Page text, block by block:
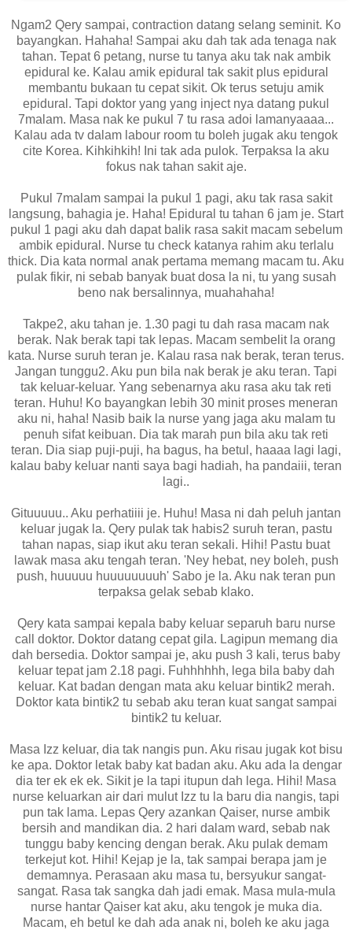
Ngam2 Qery sampai, contraction datang selang seminit. Ko
bayangkan. Hahaha! Sampai aku dah tak ada tenaga nak
tahan. Tepat 6 petang, nurse tu tanya aku tak nak ambik
epidural ke. Kalau amik epidural tak sakit plus epidural
membantu bukaan tu cepat sikit. Ok terus setuju amik
epidural. Tapi doktor yang yang inject nya datang pukul
7malam. Masa nak ke pukul 7 tu rasa adoi lamanyaaaa...
Kalau ada tv dalam labour room tu boleh jugak aku tengok
cite Korea. Kihkihkih! Ini tak ada pulok. Terpaksa la aku
fokus nak tahan sakit aje.
Pukul 7malam sampai la pukul 1 pagi, aku tak rasa sakit
langsung, bahagia je. Haha! Epidural tu tahan 6 jam je. Start
pukul 1 pagi aku dah dapat balik rasa sakit macam sebelum
ambik epidural. Nurse tu check katanya rahim aku terlalu
thick. Dia kata normal anak pertama memang macam tu. Aku
pulak fikir, ni sebab banyak buat dosa la ni, tu yang susah
beno nak bersalinnya, muahahaha!
Takpe2, aku tahan je. 1.30 pagi tu dah rasa macam nak
berak. Nak berak tapi tak lepas. Macam sembelit la orang
kata. Nurse suruh teran je. Kalau rasa nak berak, teran terus.
Jangan tunggu2. Aku pun bila nak berak je aku teran. Tapi
tak keluar-keluar. Yang sebenarnya aku rasa aku tak reti
teran. Huhu! Ko bayangkan lebih 30 minit proses meneran
aku ni, haha! Nasib baik la nurse yang jaga aku malam tu
penuh sifat keibuan. Dia tak marah pun bila aku tak reti
teran. Dia siap puji-puji, ha bagus, ha betul, haaaa lagi lagi,
kalau baby keluar nanti saya bagi hadiah, ha pandaiii, teran
lagi..
Gituuuuu.. Aku perhatiiii je. Huhu! Masa ni dah peluh jantan
keluar jugak la. Qery pulak tak habis2 suruh teran, pastu
tahan napas, siap ikut aku teran sekali. Hihi! Pastu buat
lawak masa aku tengah teran. 'Ney hebat, ney boleh, push
push, huuuuu huuuuuuuuh' Sabo je la. Aku nak teran pun
terpaksa gelak sebab klako.
Qery kata sampai kepala baby keluar separuh baru nurse
call doktor. Doktor datang cepat gila. Lagipun memang dia
dah bersedia. Doktor sampai je, aku push 3 kali, terus baby
keluar tepat jam 2.18 pagi. Fuhhhhhh, lega bila baby dah
keluar. Kat badan dengan mata aku keluar bintik2 merah.
Doktor kata bintik2 tu sebab aku teran kuat sangat sampai
bintik2 tu keluar.
Masa Izz keluar, dia tak nangis pun. Aku risau jugak kot bisu
ke apa. Doktor letak baby kat badan aku. Aku ada la dengar
dia ter ek ek ek. Sikit je la tapi itupun dah lega. Hihi! Masa
nurse keluarkan air dari mulut Izz tu la baru dia nangis, tapi
pun tak lama. Lepas Qery azankan Qaiser, nurse ambik
bersih and mandikan dia. 2 hari dalam ward, sebab nak
tunggu baby kencing dengan berak. Aku pulak demam
terkejut kot. Hihi! Kejap je la, tak sampai berapa jam je
demamnya. Perasaan aku masa tu, bersyukur sangat-
sangat. Rasa tak sangka dah jadi emak. Masa mula-mula
nurse hantar Qaiser kat aku, aku tengok je muka dia.
Macam, eh betul ke dah ada anak ni, boleh ke aku jaga